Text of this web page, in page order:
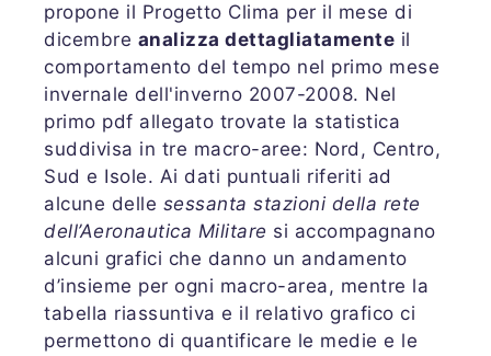
propone il Progetto Clima per il mese di
dicembre analizza dettagliatamente il
comportamento del tempo nel primo mese
invernale dell'inverno 2007-2008. Nel
primo pdf allegato trovate la statistica
suddivisa in tre macro-aree: Nord, Centro,
Sud e Isole. Ai dati puntuali riferiti ad
alcune delle sessanta stazioni della rete
dell’Aeronautica Militare si accompagnano
alcuni grafici che danno un andamento
d’insieme per ogni macro-area, mentre la
tabella riassuntiva e il relativo grafico ci
permettono di quantificare le medie e le